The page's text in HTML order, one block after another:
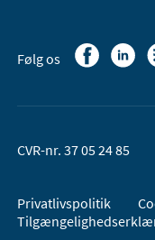
Følg os
CVR-nr. 37 05 24 85
Privatlivspolitik